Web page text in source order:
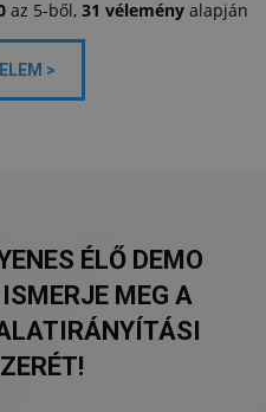
az 5-ből, 31 véleményalapján
>
ÉLŐ DEMO
MEG A